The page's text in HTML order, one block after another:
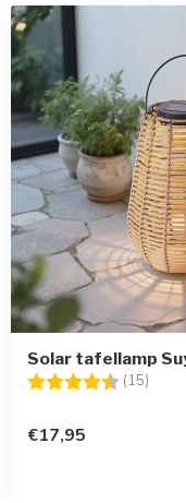
Solar tafellamp
Beoordeling: (15)
€17,95